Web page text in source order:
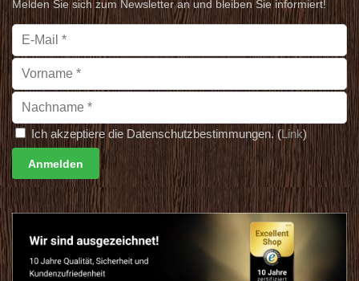
Melden Sie sich zum Newsletter an und bleiben Sie informiert!
Ich akzeptiere die Datenschutzbestimmungen. (Link)